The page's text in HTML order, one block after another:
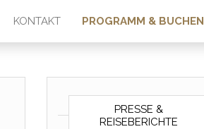
KONTAKT PROGRAMM & BUCHEN
PRESSE &
REISEBERICHTE